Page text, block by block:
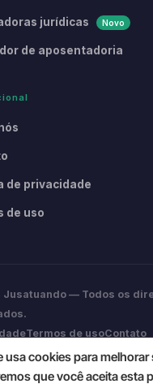
jurídicas Novo
de aposentadoria
de privacidade
de uso
Jusatuando — Todos os
Termos de usoContato
informativo. Não
profissional.
usa cookies para melhorar
que você aceita esta